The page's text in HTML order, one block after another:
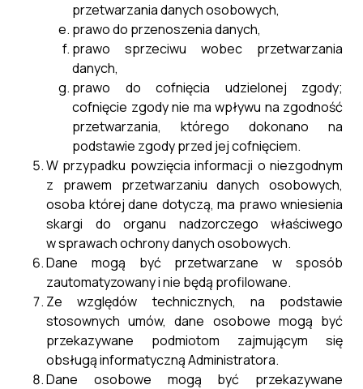
przetwarzania danych osobowych,
prawo do przenoszenia danych,
prawo sprzeciwu wobec przetwarzania
danych,
prawo do cofnięcia udzielonej zgody;
cofnięcie zgody nie ma wpływu na zgodność
przetwarzania, którego dokonano na
podstawie zgody przed jej cofnięciem.
W przypadku powzięcia informacji o niezgodnym
z prawem przetwarzaniu danych osobowych,
osoba której dane dotyczą, ma prawo wniesienia
skargi do organu nadzorczego właściwego
w sprawach ochrony danych osobowych.
Dane mogą być przetwarzane w sposób
zautomatyzowany i nie będą profilowane.
Ze względów technicznych, na podstawie
stosownych umów, dane osobowe mogą być
przekazywane podmiotom zajmującym się
obsługą informatyczną Administratora.
Dane osobowe mogą być przekazywane